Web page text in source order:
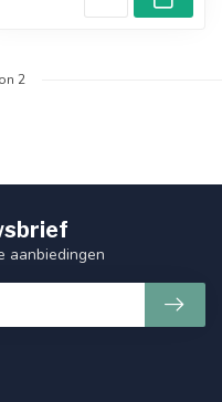
2
aanbiedingen